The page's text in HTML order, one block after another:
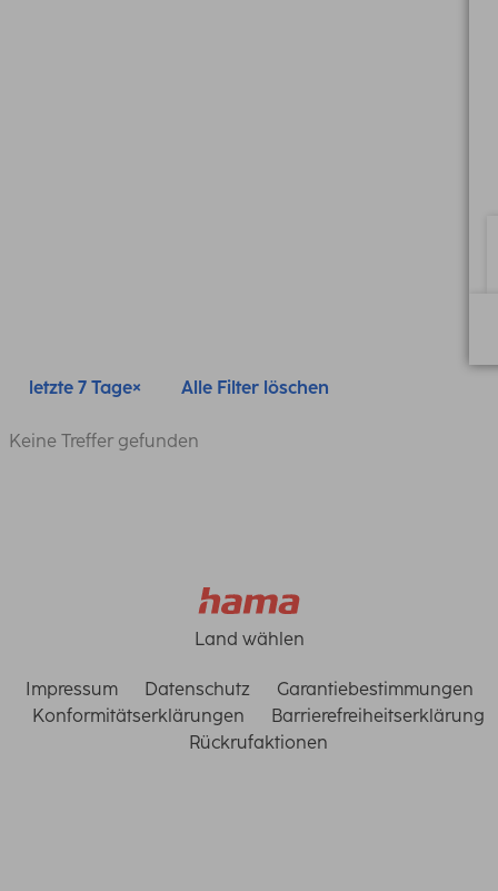
letzte 7 Tage Alle Filter löschen
Keine Treffer gefunden
Land wählen
Impressum Datenschutz
Garantiebestimmungen
Konformitätserklärungen
Barrierefreiheitserklärung
Rückrufaktionen